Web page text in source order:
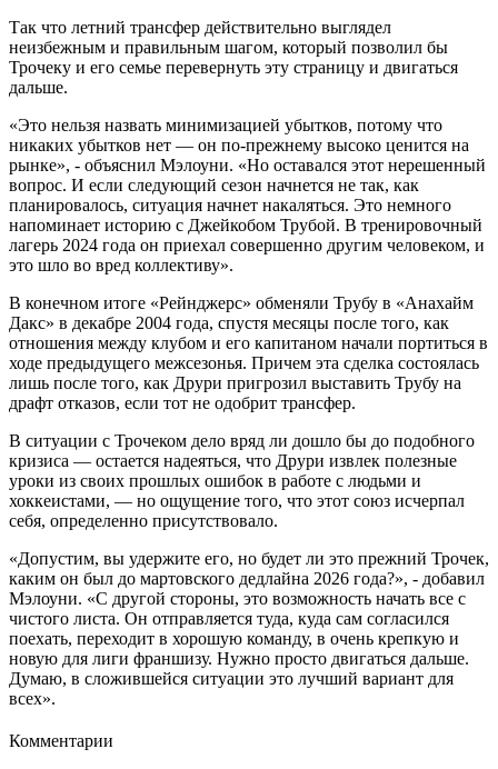
Так что летний трансфер действительно выглядел
неизбежным и правильным шагом, который позволил бы
Трочеку и его семье перевернуть эту страницу и двигаться
дальше.
«Это нельзя назвать минимизацией убытков, потому что
никаких убытков нет — он по-прежнему высоко ценится на
рынке», - объяснил Мэлоуни. «Но оставался этот нерешенный
вопрос. И если следующий сезон начнется не так, как
планировалось, ситуация начнет накаляться. Это немного
напоминает историю с Джейкобом Трубой. В тренировочный
лагерь 2024 года он приехал совершенно другим человеком, и
это шло во вред коллективу».
В конечном итоге «Рейнджерс» обменяли Трубу в «Анахайм
Дакс» в декабре 2004 года, спустя месяцы после того, как
отношения между клубом и его капитаном начали портиться в
ходе предыдущего межсезонья. Причем эта сделка состоялась
лишь после того, как Друри пригрозил выставить Трубу на
драфт отказов, если тот не одобрит трансфер.
В ситуации с Трочеком дело вряд ли дошло бы до подобного
кризиса — остается надеяться, что Друри извлек полезные
уроки из своих прошлых ошибок в работе с людьми и
хоккеистами, — но ощущение того, что этот союз исчерпал
себя, определенно присутствовало.
«Допустим, вы удержите его, но будет ли это прежний Трочек,
каким он был до мартовского дедлайна 2026 года?», - добавил
Мэлоуни. «С другой стороны, это возможность начать все с
чистого листа. Он отправляется туда, куда сам согласился
поехать, переходит в хорошую команду, в очень крепкую и
новую для лиги франшизу. Нужно просто двигаться дальше.
Думаю, в сложившейся ситуации это лучший вариант для
всех».
Комментарии